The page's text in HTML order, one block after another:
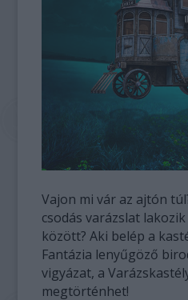
Vajon mi vár az ajtón
csodás varázslat
között? Aki belép a
Fantázia lenyűgöző
vigyázat, a
megtörténhet!